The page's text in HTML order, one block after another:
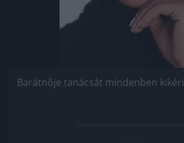
Barátnője tanácsát mindenben kikéri